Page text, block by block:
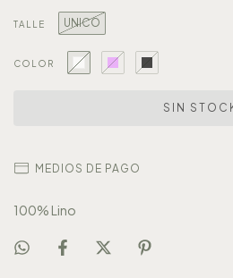
TALLE UNICO
COLOR
MEDIOS DE PAGO
100% Lino